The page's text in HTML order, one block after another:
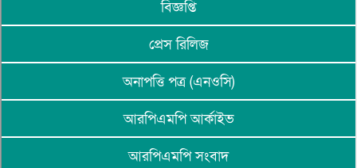
বিজ্ঞপ্তি
প্রেস রিলিজ
অনাপত্তি পত্র (এনওসি)
আরপিএমপি আর্কাইভ
আরপিএমপি সংবাদ